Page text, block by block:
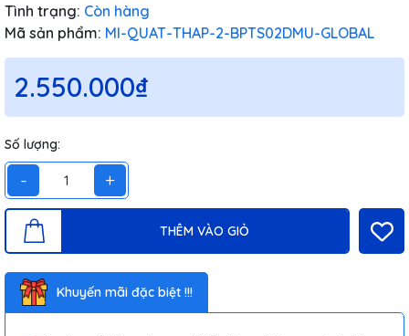
Tình trạng: Còn hàng
Mã sản phẩm: MI-QUAT-THAP-2-BPTS02DMU-GLOBAL
2.550.000₫
Số lượng:
- +
THÊM VÀO GIỎ
Khuyến mãi đặc biệt !!!